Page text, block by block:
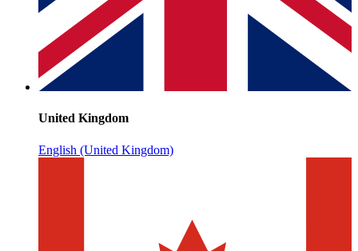
United Kingdom
English (United Kingdom)